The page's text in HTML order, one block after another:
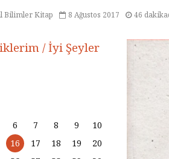
Bilimler Kitap 8 Ağustos 2017 46
/ İyi Şeyler
6 7 8 9
10
16 17 18 19
20